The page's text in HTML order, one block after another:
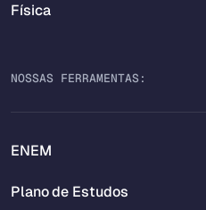
Física
NOSSAS FERRAMENTAS:
ENEM
Plano de Estudos